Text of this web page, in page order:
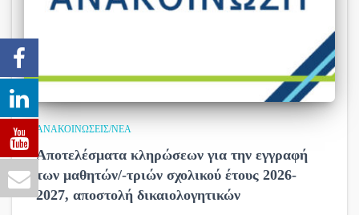
ΑΝΑΚΟΙΝΏΣΕΙΣ/ΝΈΑ
Αποτελέσματα κληρώσεων για την εγγραφή
των μαθητών/-τριών σχολικού έτους 2026-
2027, αποστολή δικαιολογητικών